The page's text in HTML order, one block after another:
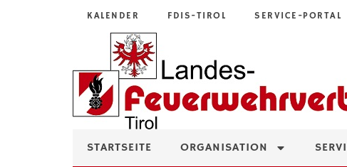
KALENDER FDIS-TIROL SERVICE-PORTAL
STARTSEITE ORGANISATION